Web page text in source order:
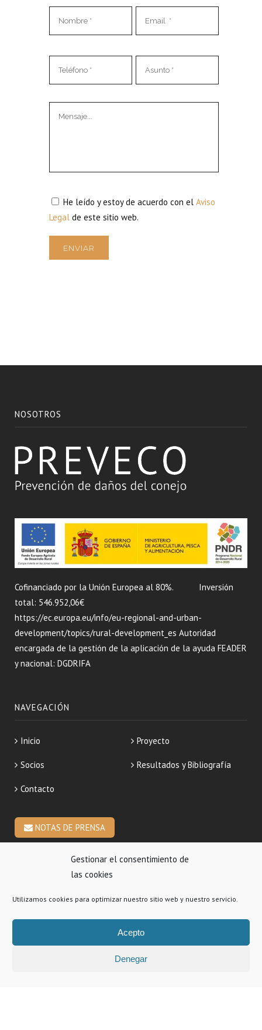
Gestionar el consentimiento de
las cookies
Utilizamos cookies para optimizar nuestro sitio web y nuestro servicio.
Acepto
Denegar
He leído y estoy de acuerdo con el Aviso
Legal de este sitio web.
NOSOTROS
Cofinanciado por la Unión Europea al 80%.
Inversión
total: 546.952,06€
https://ec.europa.eu/info/eu-regional-and-urban-
development/topics/rural-development_es Autoridad
encargada de la gestión de la aplicación de la ayuda FEADER
y nacional: DGDRIFA
NAVEGACIÓN
Inicio Proyecto
Socios Resultados y Bibliografía
Contacto
NOTAS DE PRENSA